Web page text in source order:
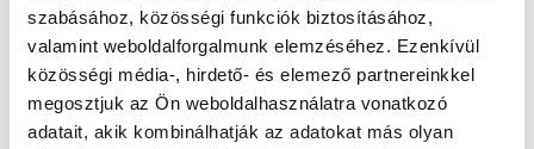
szabásához, közösségi funkciók biztosításához,
valamint weboldalforgalmunk elemzéséhez. Ezenkívül
közösségi média-, hirdető- és elemező partnereinkkel
megosztjuk az Ön weboldalhasználatra vonatkozó
adatait, akik kombinálhatják az adatokat más olyan
KANTA ELBÚCSÚZOTT
2021-04-29 21:33:29
A Fehérvár örülhetett Kanta József hazai búcsúmeccse